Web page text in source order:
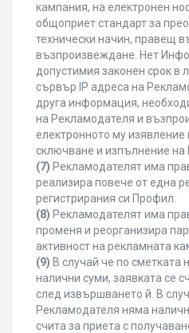
кампания, на електронен
общоприет стандарт за
технически начин, правещ
възпроизвеждане. Нет
допустимия законен срок в
сървър IP адреса на
друга информация,
на Рекламодателя и
електронното му
сключване и изпълнение на
(7) Рекламодателят има
реализира повече от една
регистрирания си Профил.
(8) Рекламодателят има
променя и реорганизира
активност на рекламната
(9) В случай че по сметката
налични суми, заявката се
след извършването й. В
Рекламодателя няма
счита за приета с